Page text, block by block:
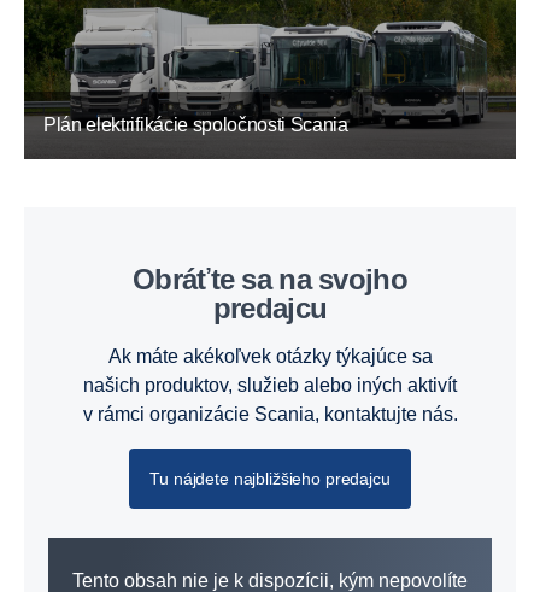
Plán elektrifikácie spoločnosti Scania
Obráťte sa na svojho
predajcu
Ak máte akékoľvek otázky týkajúce sa
našich produktov, služieb alebo iných aktivít
v rámci organizácie Scania, kontaktujte nás.
Tu nájdete najbližšieho predajcu
Tento obsah nie je k dispozícii, kým nepovolíte